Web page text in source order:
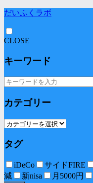
だいふくラボ
CLOSE
キーワード
カテゴリー
タグ
iDeCo サイドFIRE
減
新nisa 月5000円